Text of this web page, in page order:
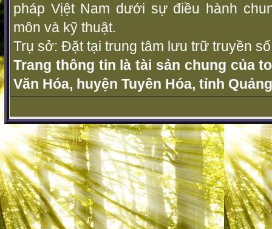
pháp Vịệt Nam dưới sự điều hành
môn và kỹ thuật.
Trụ sở: Đặt tại trung tâm lưu trữ truyền
Trang thông tin là tài sản chung của
Văn Hóa, huyện Tuyên Hóa, tỉnh